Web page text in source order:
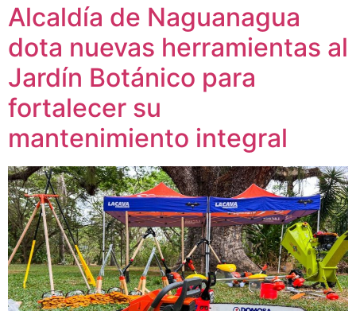
Alcaldía de Naguanagua
dota nuevas herramientas al
Jardín Botánico para
fortalecer su
mantenimiento integral